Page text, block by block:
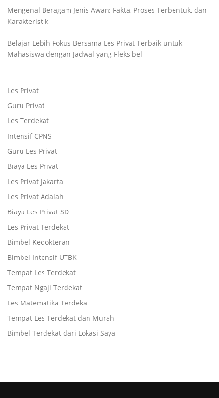
Mengenal Beragam Jenis Awan: Fakta, Proses Terbentuk, dan
Karakteristik
Belajar Lebih Fokus Bersama Les Privat Terbaik untuk
Mahasiswa dengan Jadwal yang Fleksibel
Les Privat
Guru Privat
Les Terdekat
Intensif CPNS
Guru Les Privat
Biaya Les Privat
Les Privat Jakarta
Les Privat Adalah
Biaya Les Privat SD
Les Privat Terdekat
Bimbel Kedokteran
Bimbel Intensif UTBK
Tempat Les Terdekat
Tempat Ngaji Terdekat
Les Matematika Terdekat
Tempat Les Terdekat dan Murah
Bimbel Terdekat dari Lokasi Saya